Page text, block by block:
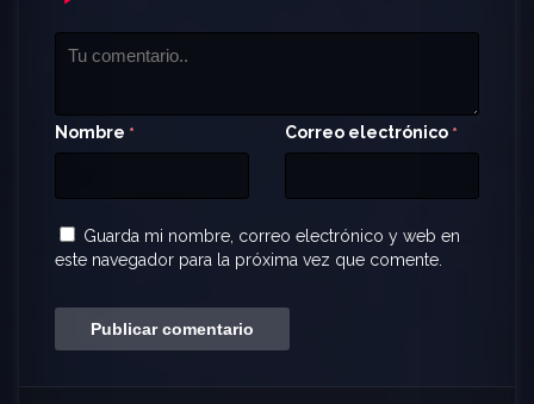
Nombre * Correo electrónico *
Guarda mi nombre, correo electrónico y web en
este navegador para la próxima vez que comente.